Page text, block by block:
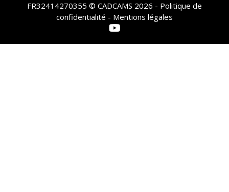
FR32414270355 © CADCAMS 2026 - Politique de
confidentialité - Mentions légales